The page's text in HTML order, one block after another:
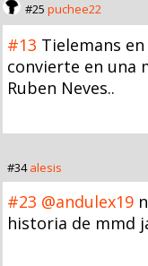
#25 puchee22
#13 Tielemans
convierte en una
Ruben Neves..
#34alesis
#23 @andulex19
historia de mmd